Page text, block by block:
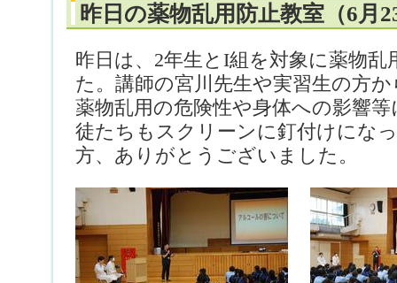
昨日の薬物乱用防止教室（6月
昨日は、2年生とI組を対象に薬物
た。講師の宮川先生や実習生の方
薬物乱用の危険性や身体への影響
徒たちもスクリーンに釘付けにな
方、ありがとうございました。